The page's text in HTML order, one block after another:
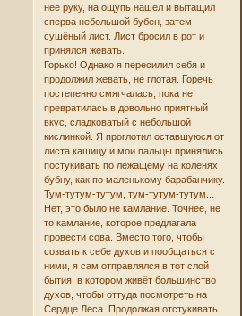
неё руку, на ощупь нашёл и вытащил
сперва небольшой бубен, затем -
сушёный лист. Лист бросил в рот и
принялся жевать.
Горько! Однако я пересилил себя и
продолжил жевать, не глотая. Горечь
постепенно смягчалась, пока не
превратилась в довольно приятный
вкус, сладковатый с небольшой
кислинкой. Я проглотил оставшуюся от
листа кашицу и мои пальцы принялись
постукивать по лежащему на коленях
бубну, как по маленькому барабанчику.
Тум-тутум-тутум, тум-тутум-тутум...
Нет, это было не камлание. Точнее, не
то камлание, которое предлагала
провести сова. Вместо того, чтобы
созвать к себе духов и пообщаться с
ними, я сам отправлялся в тот слой
бытия, в котором живёт большинство
духов, чтобы оттуда посмотреть на
Сердце Леса. Продолжая отстукивать